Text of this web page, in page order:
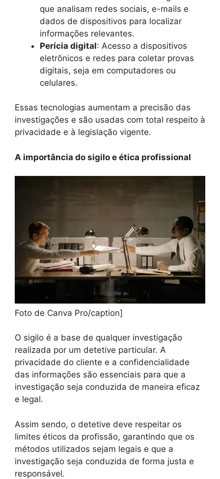
que analisam redes sociais, e-mails e
dados de dispositivos para localizar
informações relevantes.
Perícia digital: Acesso a dispositivos
eletrônicos e redes para coletar provas
digitais, seja em computadores ou
celulares.
Essas tecnologias aumentam a precisão das
investigações e são usadas com total respeito à
privacidade e à legislação vigente.
A importância do sigilo e ética profissional
Foto de Canva Pro/caption]
O sigilo é a base de qualquer investigação
realizada por um detetive particular. A
privacidade do cliente e a confidencialidade
das informações são essenciais para que a
investigação seja conduzida de maneira eficaz
e legal.
Assim sendo, o detetive deve respeitar os
limites éticos da profissão, garantindo que os
métodos utilizados sejam legais e que a
investigação seja conduzida de forma justa e
responsável.